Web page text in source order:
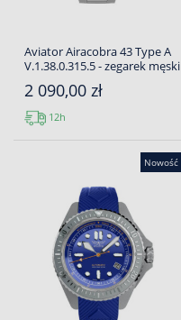
Aviator Airacobra 43 Type A
V.1.38.0.315.5 - zegarek męski
2 090,00 zł
12h
Nowość